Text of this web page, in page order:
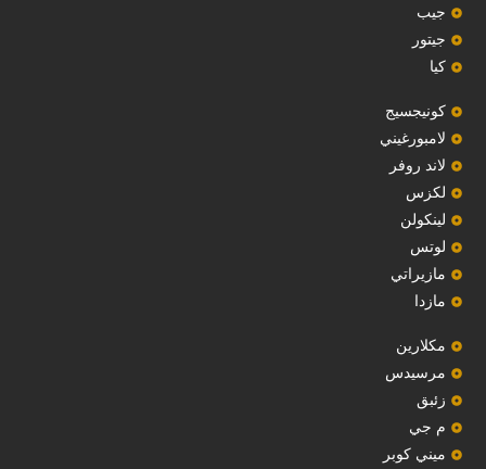
جيب
‏جيتور‏
كيا
‏كونيجسيج‏
لامبورغيني
لاند روفر
لكزس
لينكولن
‏لوتس‏
مازيراتي
مازدا
مكلارين
مرسيدس
‏زئبق‏
م جي
ميني كوبر